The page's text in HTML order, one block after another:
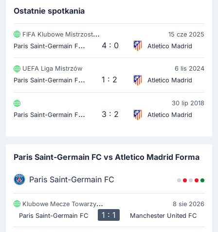
na Rose Bowl.
Świetna gra Khvicha Kvaratskhelia, który asystuje
przy golu.
29'
Żółta kartka
Giuliano Simeone
Sędzia pokazuje żółtą kartkę dla Giuliano Simeone
Fabian Ruiz otrzymuje żółtą kartkę - dostaje ją po raz
pierwszy w tym meczu. Istvan Kovacs ma dziś sporo
Robin Le Normand
Żółta kartka dla Robin Le Normand.
Ostatnie spotkania
FIFA Klubowe Mistrzostwa Świata 15 cze 2025
P
aris Saint-Germain FC 4 : 0 Atletico Madrid
UEFA Liga Mistrzów 6 lis 2024
P
aris Saint-Germain FC 1 : 2 Atletico Madrid
30 lip 2018
P
aris Saint-Germain FC 3 : 2 Atletico Madrid
Paris Saint-Germain FC vs Atletico Madrid Forma
Paris Saint-Germain FC
Klubowe Mecze Towarzyski
8 sie 2026
Paris Saint-Germain FC
1 : 1 Manchester United FC